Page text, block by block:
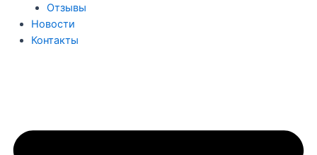
Отзывы
Новости
Контакты